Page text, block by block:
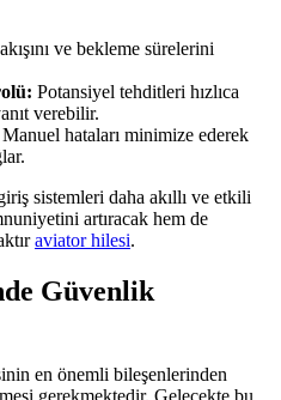
ve bekleme sürelerini
Potansiyel tehditleri hızlıca
verebilir.
Manuel hataları minimize ederek
sistemleri daha akıllı ve etkili
artıracak hem de
aviator hilesi.
Güvenlik
en önemli bileşenlerinden
gerekmektedir. Gelecekte bu